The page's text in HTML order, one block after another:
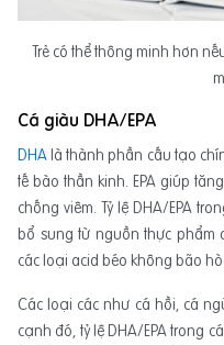
Trẻ có thể thông minh hơn
Cá giàu DHA/EPA
DHAlà thành phần cấu tạo
tế bào thần kinh. EPA giúp
chống viêm. Tỷ lệ DHA/EPA
bổ sung từ nguồn thực phẩm
các loại acid béo không bão
Các loại các như cá hồi, cá
cạnh đó, tỷ lệ DHA/EPA trong